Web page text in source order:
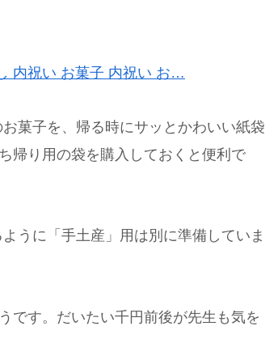
内祝い お菓子 内祝い お…
菓子を、帰る時にサッとかわいい紙袋
帰り用の袋を購入しておくと便利で
うに「手土産」用は別に準備していま
です。だいたい千円前後が先生も気を